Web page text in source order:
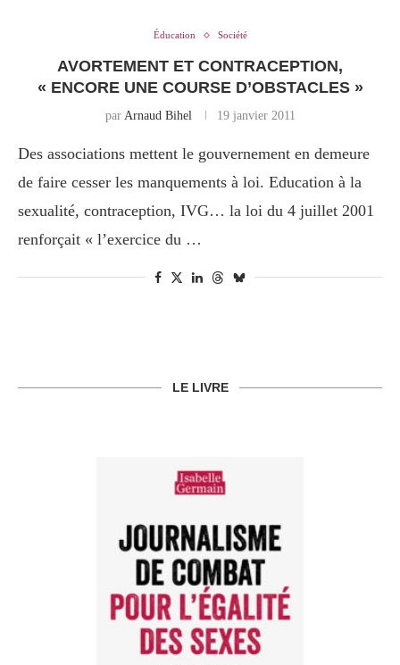
Éducation Société
AVORTEMENT ET CONTRACEPTION,
« ENCORE UNE COURSE D’OBSTACLES »
par Arnaud Bihel 19 janvier 2011
Des associations mettent le gouvernement en demeure
de faire cesser les manquements à loi. Education à la
sexualité, contraception, IVG… la loi du 4 juillet 2001
renforçait « l’exercice du …
LE LIVRE